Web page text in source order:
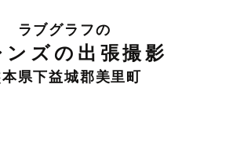
ラブグラフの
ンズの出張撮影
県下益城郡美里町